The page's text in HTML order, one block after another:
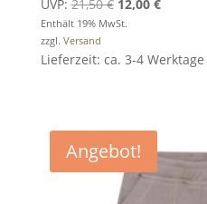
UVP: 21,50€ Ursprünglicher
Preis
21,50 €
12,00 €Aktueller
12,00 €.
Enthält 19% MwSt.
zzgl. Versand
Lieferzeit: ca. 3-4 Werktage
Angebot!